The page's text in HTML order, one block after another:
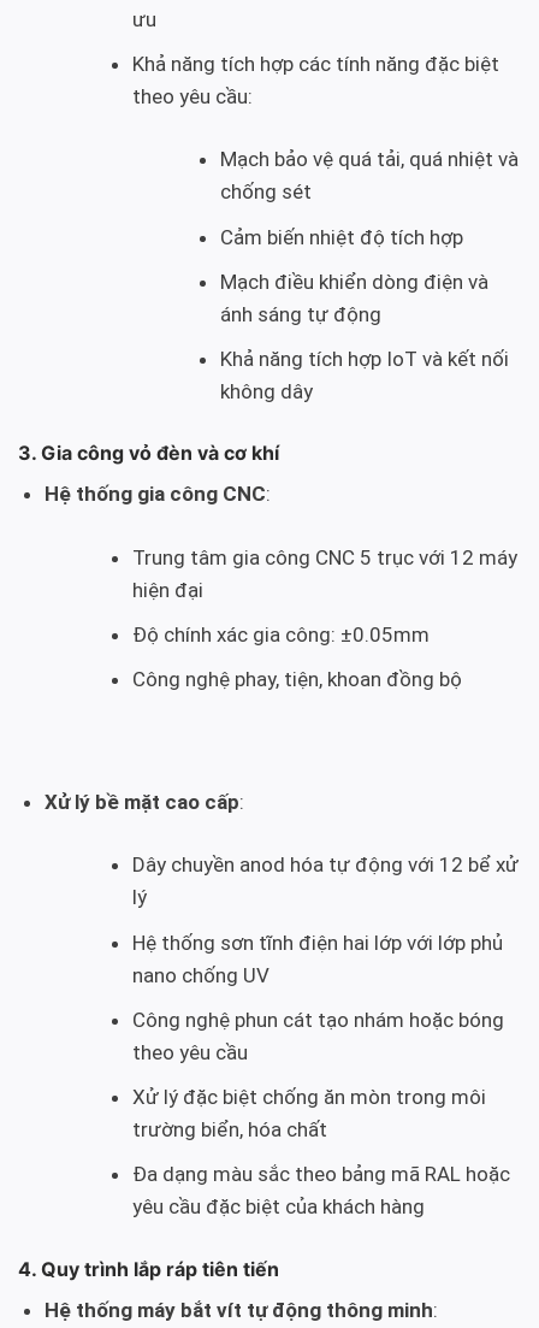
ưu
Khả năng tích hợp các tính năng đặc biệt
theo yêu cầu:
Mạch bảo vệ quá tải, quá nhiệt và
chống sét
Cảm biến nhiệt độ tích hợp
Mạch điều khiển dòng điện và
ánh sáng tự động
Khả năng tích hợp IoT và kết nối
không dây
3. Gia công vỏ đèn và cơ khí
Hệ thống gia công CNC:
Trung tâm gia công CNC 5 trục với 12 máy
hiện đại
Độ chính xác gia công: ±0.05mm
Công nghệ phay, tiện, khoan đồng bộ
Xử lý bề mặt cao cấp:
Dây chuyền anod hóa tự động với 12 bể xử
lý
Hệ thống sơn tĩnh điện hai lớp với lớp phủ
nano chống UV
Công nghệ phun cát tạo nhám hoặc bóng
theo yêu cầu
Xử lý đặc biệt chống ăn mòn trong môi
trường biển, hóa chất
Đa dạng màu sắc theo bảng mã RAL hoặc
yêu cầu đặc biệt của khách hàng
4. Quy trình lắp ráp tiên tiến
Hệ thống máy bắt vít tự động thông minh: